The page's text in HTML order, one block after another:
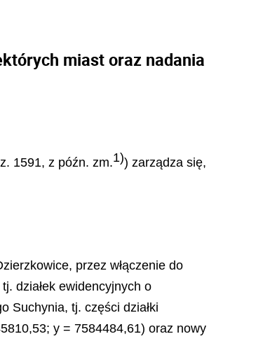
miast oraz nadania
1591, z późn. zm.1)) zarządza się,
przez włączenie do
działek ewidencyjnych o
Suchynia, tj. części działki
y = 7584484,61) oraz nowy